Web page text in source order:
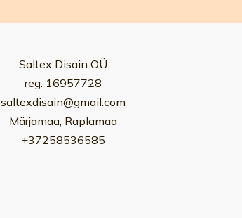
Saltex Disain OÜ
reg. 16957728
saltexdisain@gmail.com
Märjamaa, Raplamaa
+37258536585